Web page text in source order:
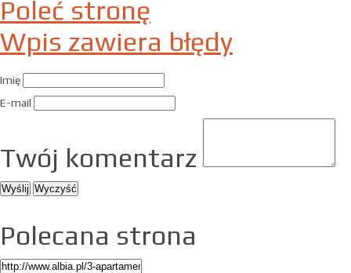
Poleć stronę
Wpis zawiera błędy
Imię
E-mail
Twój komentarz
Polecana strona